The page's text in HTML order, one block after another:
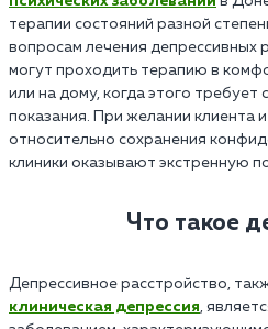
терапии состояний разной
вопросам лечения депрессивных
могут проходить терапию в
или на дому, когда этого требует
показания. При желании клиента
относительно сохранения
клиники оказывают экстренную
Что такое
Депрессивное расстройство,
клиническая депрессия,